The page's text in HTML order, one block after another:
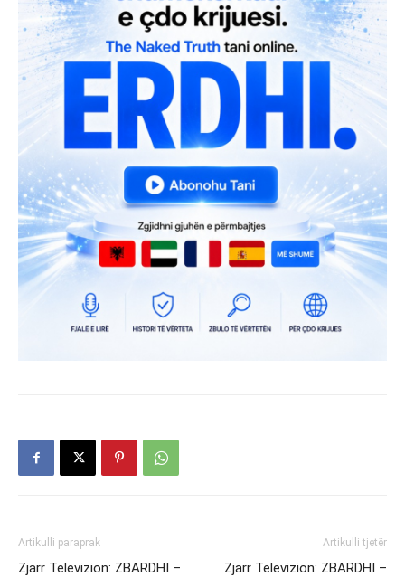
Artikulli paraprak
Zjarr Televizion: ZBARDHI –
Artikulli tjetër
Zjarr Televizion: ZBARDHI –